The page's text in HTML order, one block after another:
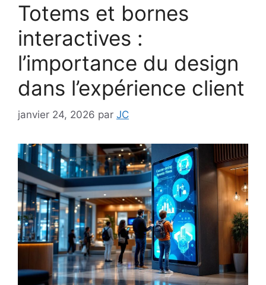
Totems et bornes
interactives :
l’importance du design
dans l’expérience client
janvier 24, 2026 par JC